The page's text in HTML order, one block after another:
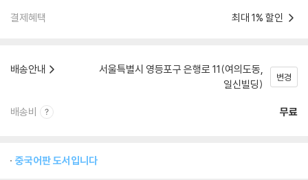
결제혜택 최대 1% 할인
배송안내
서울특별시 영등포구 은행로 11(여의도동,
일신빌딩)
변경
배송비 무료
중국어판 도서입니다